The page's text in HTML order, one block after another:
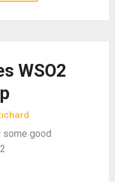
WSO2
some good